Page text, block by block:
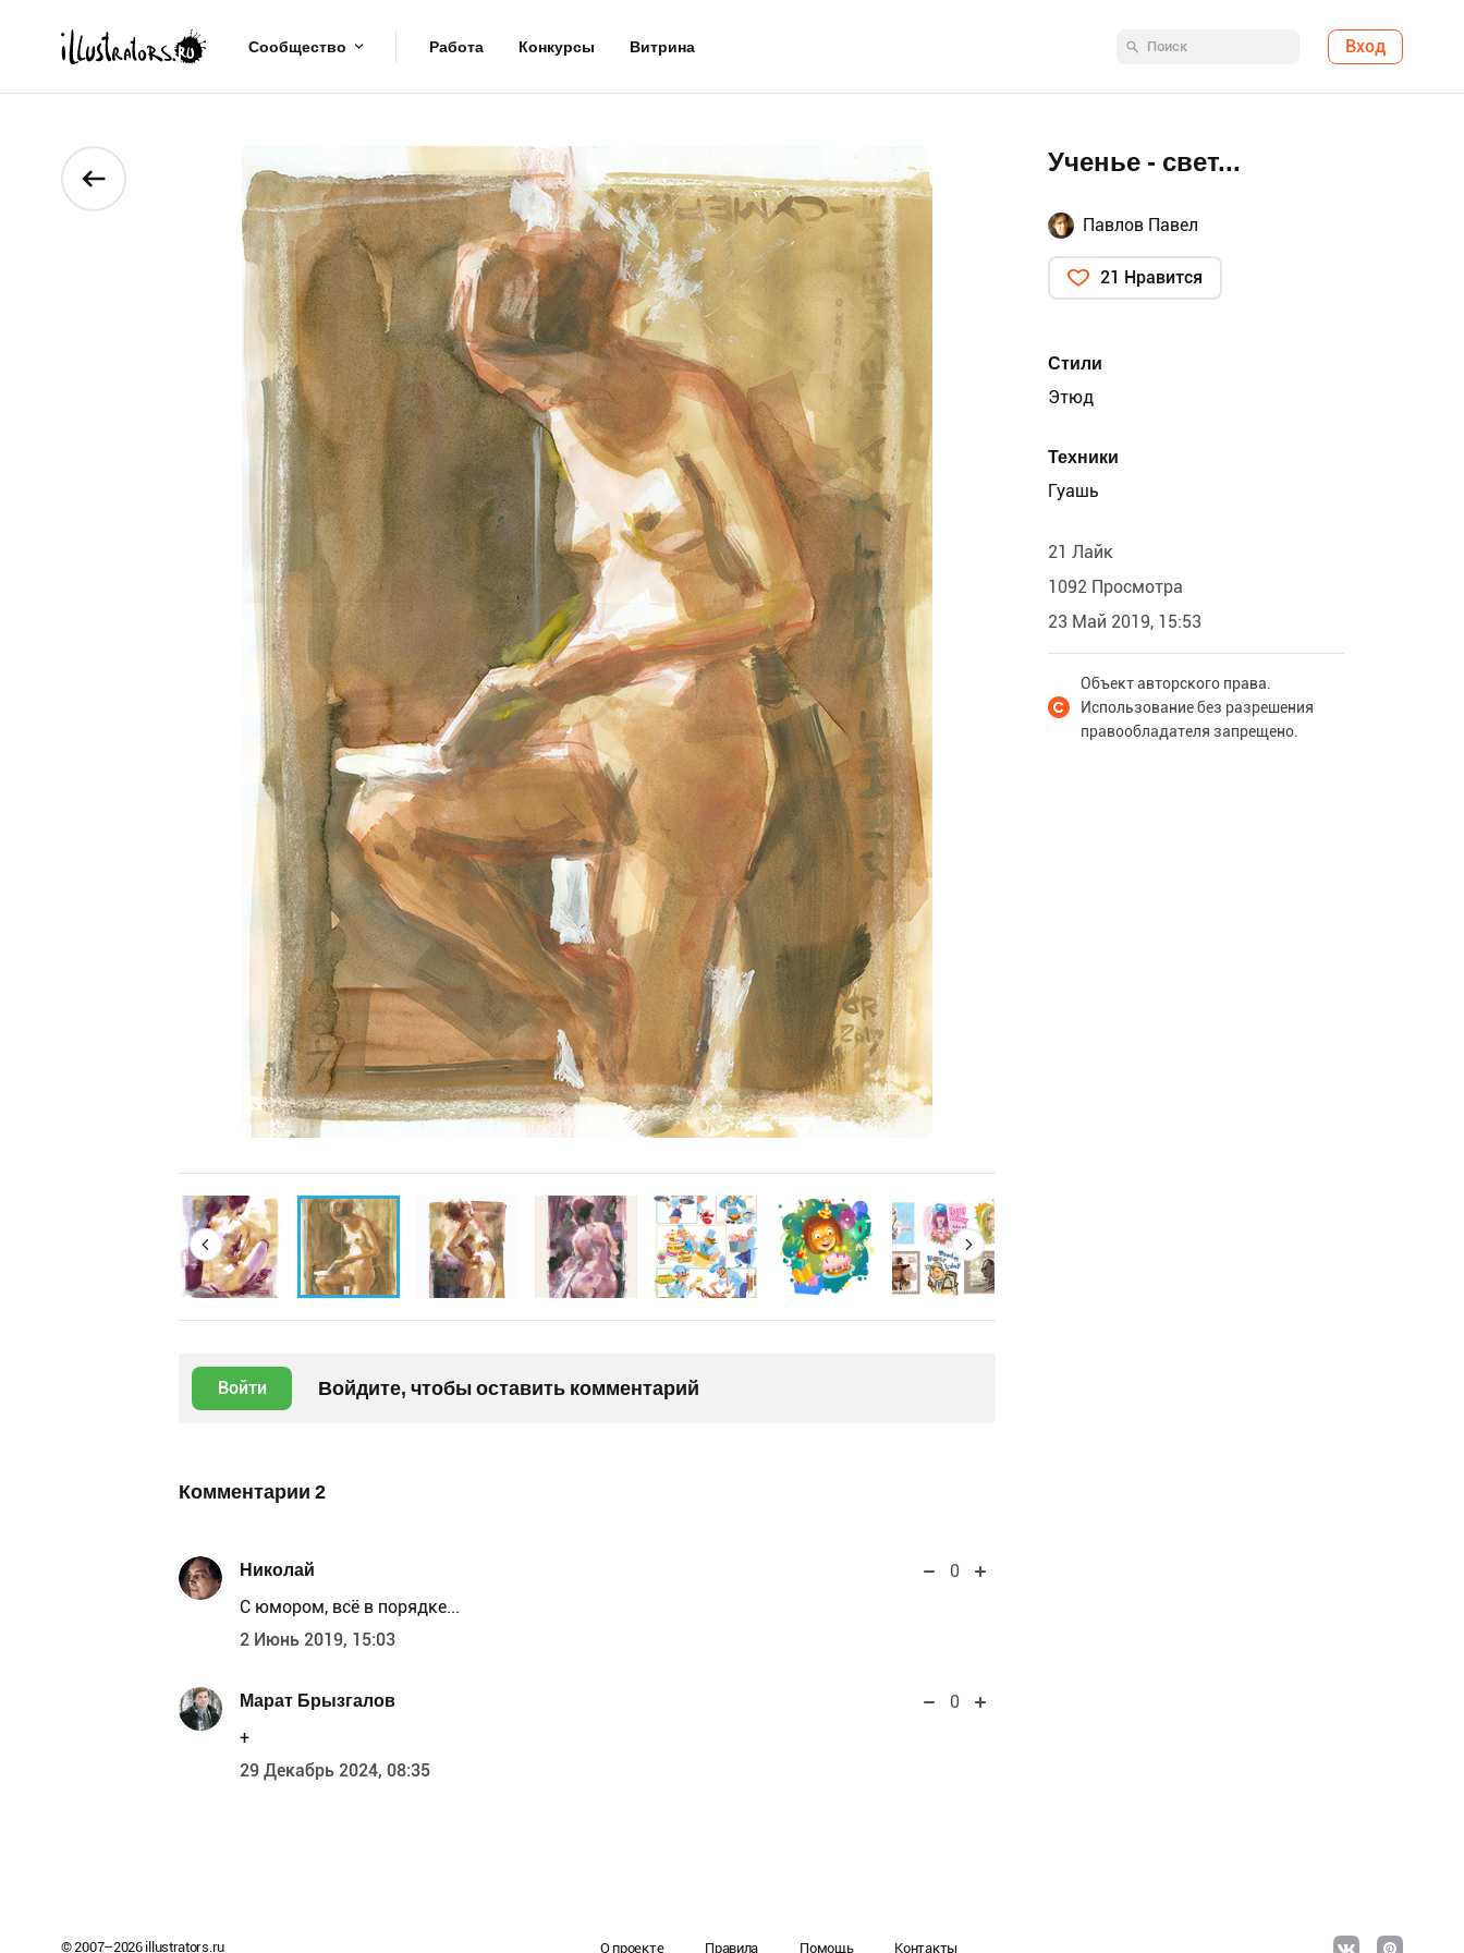
Сообщество Работа Конкурсы Витрина Вход
Войти Войдите, чтобы оставить комментарий
Комментарии 2
Николай
0
С юмором, всё в порядке...
2 Июнь 2019, 15:03
Марат Брызгалов
0
+
29 Декабрь 2024, 08:35
Ученье - свет...
Павлов Павел
21 Нравится
Стили
Этюд
Техники
Гуашь
21 Лайк
1092 Просмотра
23 Май 2019, 15:53
Объект авторского права.
Использование без разрешения
правообладателя запрещено.
© 2007–2026illustrators.ru О проекте Правила Помощь Контакты